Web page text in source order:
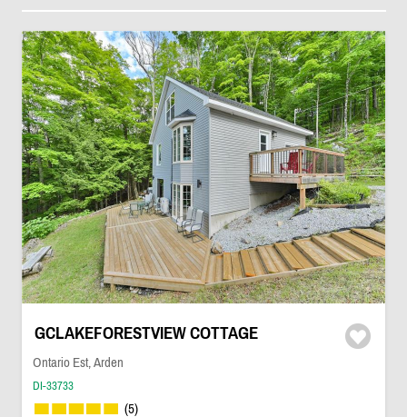
GCLAKEFORESTVIEW COTTAGE
Ontario Est, Arden
DI-33733
(5)